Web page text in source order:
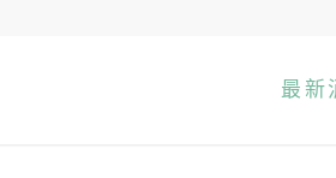
最新